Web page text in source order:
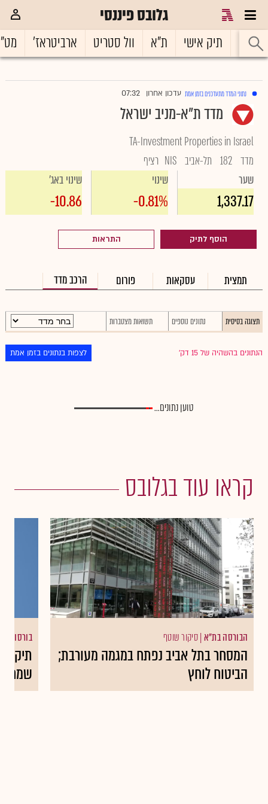
גלובס פיננסי
ראשי תיק אישי ת"א וול סטריט ארביטראז'
נתוני המדד מתעדכנים בזמן אמת| עדכון אחרון 07:32
מדד ת"א-מניב ישראל
TA-Investment Properties in Israel
מדד 182 תל-אביב NIS רציף
שער
1,337.17
שינוי
-0.81%
שינוי באג'
-10.86
הוסף לתיק התראות
תמצית עסקאות פורום הרכב מדד
תצוגה בסיסית נתונים נוספים תשואות מצטברות
הנתונים בהשהיה של 15 דק׳ לצפות בנתונים בזמן אמת
טוען נתונים...
קראו עוד בגלובס
הבורסה בת"א|סיקור שוטף
המסחר בתל אביב נפתח במגמה מעורבת;
הביטוח לוחץ
בורסות